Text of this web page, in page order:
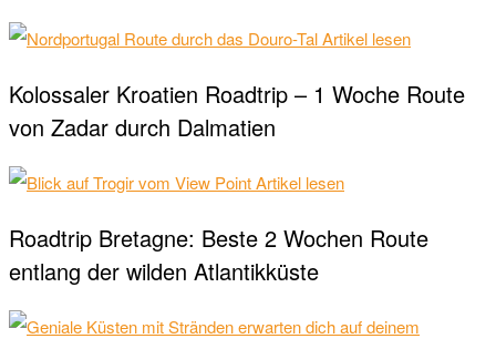
Artikel lesen
Kolossaler Kroatien Roadtrip – 1 Woche Route
von Zadar durch Dalmatien
Artikel lesen
Roadtrip Bretagne: Beste 2 Wochen Route
entlang der wilden Atlantikküste